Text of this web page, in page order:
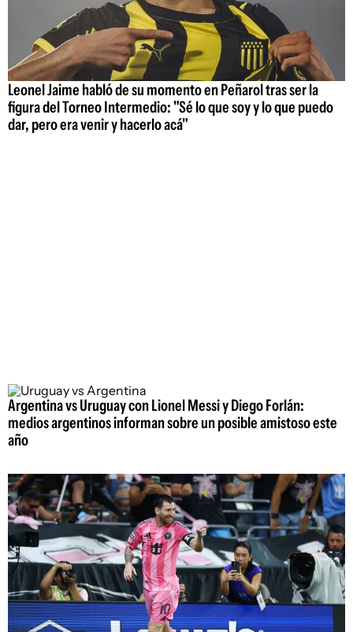
Leonel Jaime habló de su momento en Peñarol tras ser la
figura del Torneo Intermedio: "Sé lo que soy y lo que puedo
dar, pero era venir y hacerlo acá"
Argentina vs Uruguay con Lionel Messi y Diego Forlán:
medios argentinos informan sobre un posible amistoso este
año